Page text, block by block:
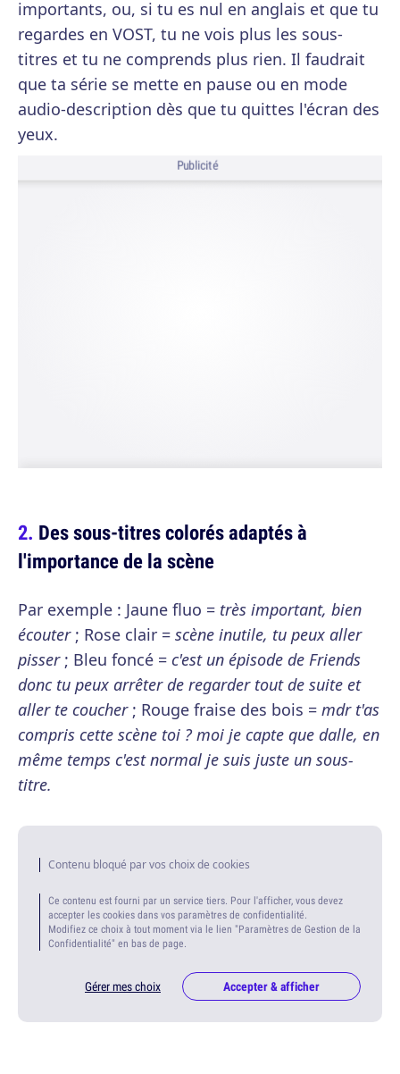
importants, ou, si tu es nul en anglais et que tu
regardes en VOST, tu ne vois plus les sous-
titres et tu ne comprends plus rien. Il faudrait
que ta série se mette en pause ou en mode
audio-description dès que tu quittes l'écran des
yeux.
Publicité
Des sous-titres colorés adaptés à
l'importance de la scène
Par exemple : Jaune fluo = très important, bien
écouter; Rose clair = scène inutile, tu peux aller
pisser; Bleu foncé = c'est un épisode de Friends
donc tu peux arrêter de regarder tout de suite et
aller te coucher; Rouge fraise des bois = mdr t'as
compris cette scène toi ? moi je capte que dalle, en
même temps c'est normal je suis juste un sous-
titre.
Contenu bloqué par vos choix de cookies
Ce contenu est fourni par un service tiers. Pour l'afficher, vous devez
accepter les cookies dans vos paramètres de confidentialité.
Modifiez ce choix à tout moment via le lien "Paramètres de Gestion de la
Confidentialité" en bas de page.
Gérer mes choix Accepter & afficher